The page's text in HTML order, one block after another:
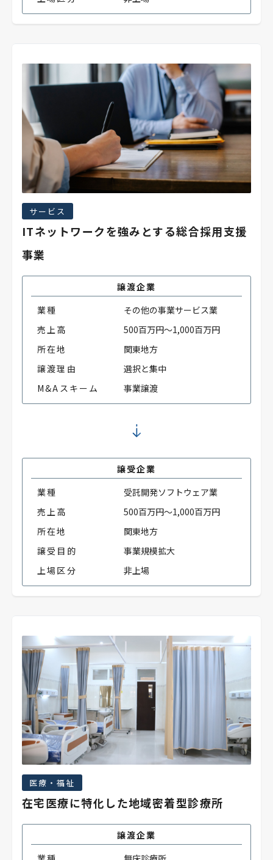
サービス
ITネットワークを強みとする総合採用支援
事業
譲渡企業
業種
その他の事業サービス業
売上高
500百万円～1,000百万円
所在地
関東地方
譲渡理由
選択と集中
M&Aスキーム
事業譲渡
譲受企業
業種
受託開発ソフトウェア業
売上高
500百万円～1,000百万円
所在地
関東地方
譲受目的
事業規模拡大
上場区分
非上場
医療・福祉
在宅医療に特化した地域密着型診療所
譲渡企業